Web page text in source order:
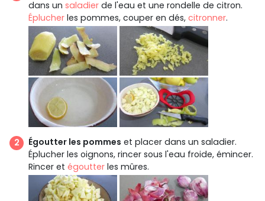
dans un saladier de l'eau et une rondelle de citron.
Éplucher les pommes, couper en dés, citronner.
Égoutter les pommes et placer dans un saladier.
Éplucher les oignons, rincer sous l'eau froide, émincer.
Rincer et égoutter les mûres.